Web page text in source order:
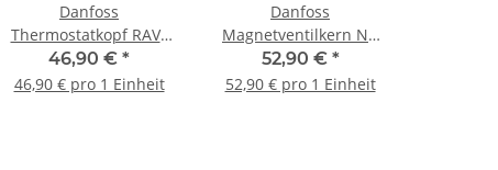
Danfoss
Thermostatkopf RAVL
26 mm 015G4550
46,90 € *
46,90 € pro 1 Einheit
Danfoss
Magnetventilkern NC
Ventil für BFP Pumpen
071N0050
52,90 € *
52,90 € pro 1 Einheit